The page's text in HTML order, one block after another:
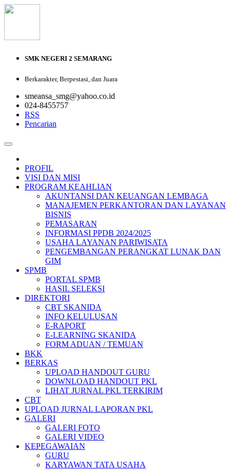
SMK NEGERI 2 SEMARANG
Berkarakter, Berpestasi, dan Juara
smeansa_smg@yahoo.co.id
024-8455757
RSS
Pencarian
PROFIL
VISI DAN MISI
PROGRAM KEAHLIAN
AKUNTANSI DAN KEUANGAN LEMBAGA
MANAJEMEN PERKANTORAN DAN LAYANAN
BISNIS
PEMASARAN
INFORMASI PPDB 2024/2025
USAHA LAYANAN PARIWISATA
PENGEMBANGAN PERANGKAT LUNAK DAN
GIM
SPMB
PORTAL SPMB
HASIL SELEKSI
DIREKTORI
CBT SKANIDA
INFO KELULUSAN
E-RAPORT
E-LEARNING SKANIDA
FORM ADUAN / TEMUAN
BKK
BERKAS
UPLOAD HANDOUT GURU
DOWNLOAD HANDOUT PKL
LIHAT JURNAL PKL TERKIRIM
CBT
UPLOAD JURNAL LAPORAN PKL
GALERI
GALERI FOTO
GALERI VIDEO
KEPEGAWAIAN
GURU
KARYAWAN TATA USAHA